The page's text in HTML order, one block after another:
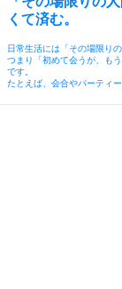
くて済む。
日常生活には「その場限り
つまり「初めて会うが、も
です。
たとえば、会合やパーティー